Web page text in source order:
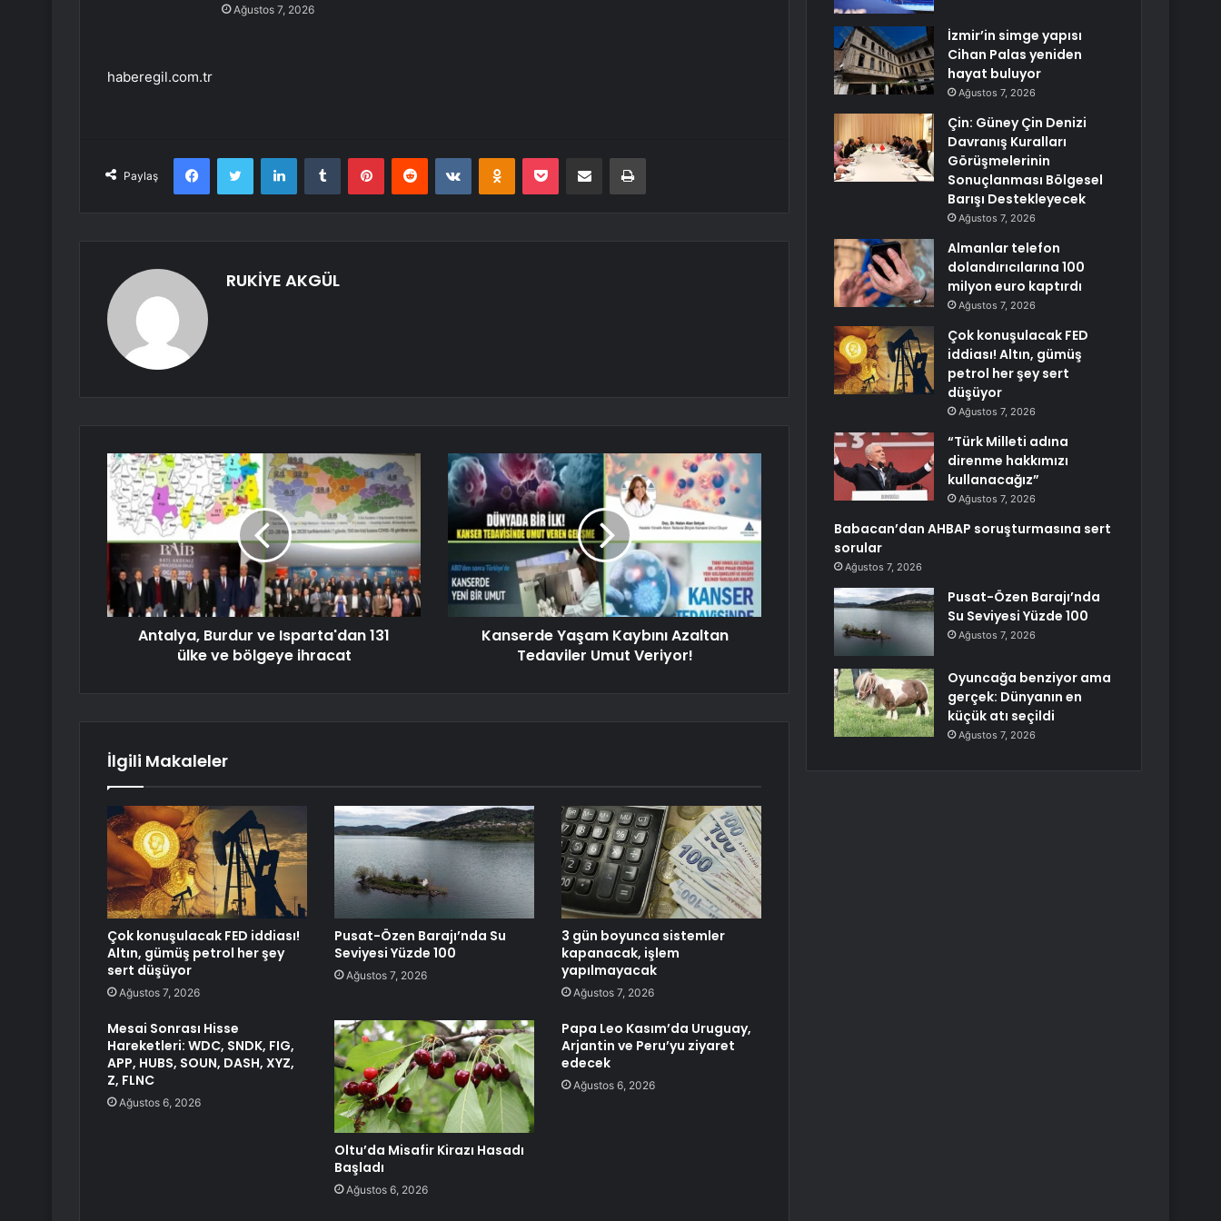
Ağustos 7, 2026
haberegil.com.tr
Paylaş
FacebookTwitter LinkedInTumblr PinterestReddit VKontakteOdnoklassniki
Pocket E-Posta ile paylaş Yazdır
RUKİYE AKGÜL
Antalya, Burdur ve Isparta'dan 131
ülke ve bölgeye ihracat
Kanserde Yaşam Kaybını Azaltan
Tedaviler Umut Veriyor!
İlgili Makaleler
Çok konuşulacak FED iddiası!
Altın, gümüş petrol her şey
sert düşüyor
Ağustos 7, 2026
Pusat-Özen Barajı’nda Su
Seviyesi Yüzde 100
Ağustos 7, 2026
3 gün boyunca sistemler
kapanacak, işlem
yapılmayacak
Ağustos 7, 2026
Mesai Sonrası Hisse
Hareketleri: WDC, SNDK, FIG,
APP, HUBS, SOUN, DASH, XYZ,
Z, FLNC
Ağustos 6, 2026
Oltu’da Misafir Kirazı Hasadı
Başladı
Ağustos 6, 2026
Papa Leo Kasım’da Uruguay,
Arjantin ve Peru’yu ziyaret
edecek
Ağustos 6, 2026
İzmir’in simge yapısı
Cihan Palas yeniden
hayat buluyor
Ağustos 7, 2026
Çin: Güney Çin Denizi
Davranış Kuralları
Görüşmelerinin
Sonuçlanması Bölgesel
Barışı Destekleyecek
Ağustos 7, 2026
Almanlar telefon
dolandırıcılarına 100
milyon euro kaptırdı
Ağustos 7, 2026
Çok konuşulacak FED
iddiası! Altın, gümüş
petrol her şey sert
düşüyor
Ağustos 7, 2026
“Türk Milleti adına
direnme hakkımızı
kullanacağız”
Ağustos 7, 2026
Babacan’dan AHBAP soruşturmasına sert
sorular
Ağustos 7, 2026
Pusat-Özen Barajı’nda
Su Seviyesi Yüzde 100
Ağustos 7, 2026
Oyuncağa benziyor ama
gerçek: Dünyanın en
küçük atı seçildi
Ağustos 7, 2026